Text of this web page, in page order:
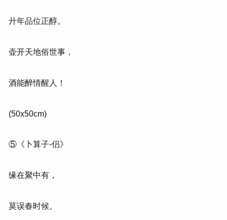
廾年品位正醇。
壶开天地俗世事，
酒能醉情醒人！
(50x50cm)
⑤《卜算子-侣》
缘在聚中有，
莫误春时候。